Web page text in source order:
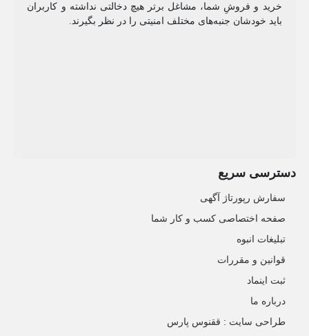
خرید و فروشِ شما، مشاغل برتر هیچ دخالتی نداشته و کاربران
باید خودشان جنبه‌های مختلف امنیتی را در نظر بگیرند.
دسترسی سریع
سفارش رپورتاژ آگهی
صفحه اختصاصی کسب و کار شما
تبلیغات انبوه
قوانین و مقررات
ثبت اینماد
درباره ما
طراحی سایت : ققنوس پارس